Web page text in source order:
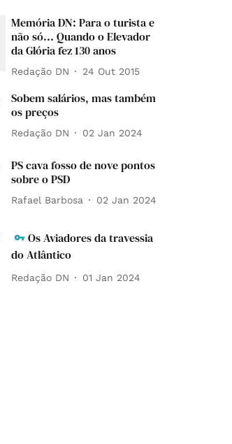
Memória DN: Para o turista e
não só... Quando o Elevador
da Glória fez 130 anos
Redação DN 24 Out 2015
Sobem salários, mas também
os preços
Redação DN 02 Jan 2024
PS cava fosso de nove pontos
sobre o PSD
Rafael Barbosa 02 Jan 2024
Os Aviadores da travessia
do Atlântico
Redação DN 01 Jan 2024